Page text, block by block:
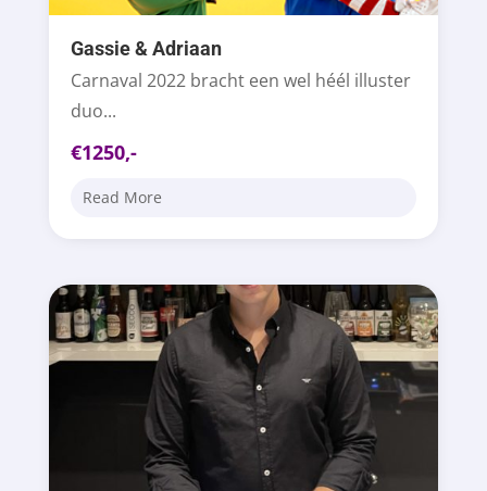
Gassie & Adriaan
Carnaval 2022 bracht een wel héél illuster
duo...
€1250,-
Read More